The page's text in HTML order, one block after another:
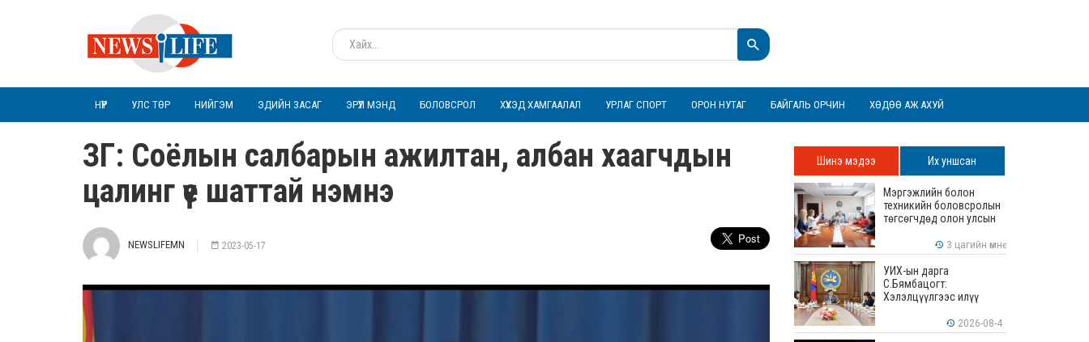
НҮҮР УЛС ТӨР НИЙГЭМ ЭДИЙН ЗАСАГ ЭРҮҮЛ МЭНД БОЛОВСРОЛ ХҮҮХЭД ХАМГААЛАЛ УРЛАГ СПОРТ ОРОН НУТАГ БАЙГАЛЬ ОРЧИН ХӨДӨӨ АЖ АХУЙ
ЗГ: Соёлын салбарын ажилтан, албан хаагчдын
цалинг үе шаттай нэмнэ
NEWSLIFEMN 2023-05-17
Шинэ мэдээ Их уншсан
Мэргэжлийн болон
техникийн боловсролын
төгсөгчдөд олон улсын
зөвшөөрөгдөх ур
чадваруудыг олгоно
3 цагийн өмнө
УИХ-ын дарга
С.Бямбацогт:
Хэлэлцүүлгээс илүү
илүү бодит үр дүн чухал
2026-08-4